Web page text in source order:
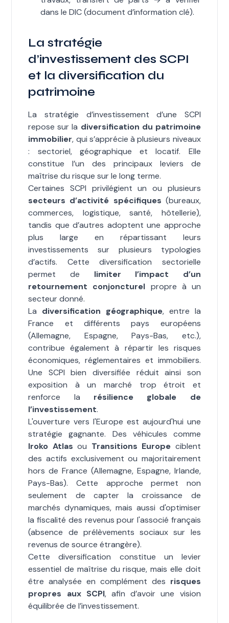
dans le DIC (document d’information clé).
La stratégie
d’investissement des SCPI
et la diversification du
patrimoine
La stratégie d’investissement d’une SCPI
repose sur la diversification du patrimoine
immobilier, qui s’apprécie à plusieurs niveaux
: sectoriel, géographique et locatif. Elle
constitue l’un des principaux leviers de
maîtrise du risque sur le long terme.
Certaines SCPI privilégient un ou plusieurs
secteurs d’activité spécifiques (bureaux,
commerces, logistique, santé, hôtellerie),
tandis que d’autres adoptent une approche
plus large en répartissant leurs
investissements sur plusieurs typologies
d’actifs. Cette diversification sectorielle
permet de limiter l’impact d’un
retournement conjoncturel propre à un
secteur donné.
La diversification géographique, entre la
France et différents pays européens
(Allemagne, Espagne, Pays-Bas, etc.),
contribue également à répartir les risques
économiques, réglementaires et immobiliers.
Une SCPI bien diversifiée réduit ainsi son
exposition à un marché trop étroit et
renforce la résilience globale de
l’investissement.
L'ouverture vers l'Europe est aujourd'hui une
stratégie gagnante. Des véhicules comme
Iroko Atlas ou Transitions Europe ciblent
des actifs exclusivement ou majoritairement
hors de France (Allemagne, Espagne, Irlande,
Pays-Bas). Cette approche permet non
seulement de capter la croissance de
marchés dynamiques, mais aussi d'optimiser
la fiscalité des revenus pour l'associé français
(absence de prélèvements sociaux sur les
revenus de source étrangère).
Cette diversification constitue un levier
essentiel de maîtrise du risque, mais elle doit
être analysée en complément des risques
propres aux SCPI, afin d’avoir une vision
équilibrée de l’investissement.